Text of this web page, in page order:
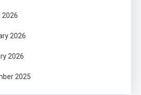
2026
2026
2026
2025